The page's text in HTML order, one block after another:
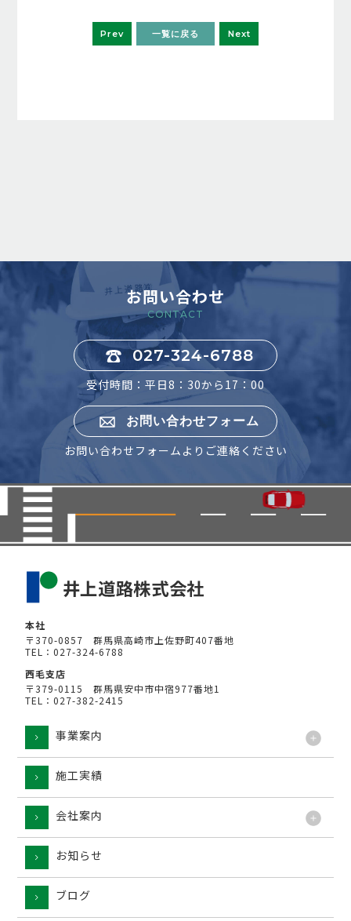
Prev 一覧に戻る Next
お問い合わせ
CONTACT
027-324-6788
受付時間：平日8：30から17：00
お問い合わせフォーム
お問い合わせフォームよりご連絡ください
本社
〒370-0857 群馬県高崎市上佐野町407番地
TEL：027-324-6788
西毛支店
〒379-0115 群馬県安中市中宿977番地1
TEL：027-382-2415
事業案内
施工実績
会社案内
お知らせ
ブログ